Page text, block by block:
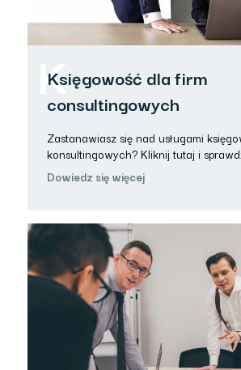
K
Księgowość dla firm
consultingowych
Zastanawiasz się nad usługami
konsultingowych? Kliknij tutaj i
Dowiedz się więcej